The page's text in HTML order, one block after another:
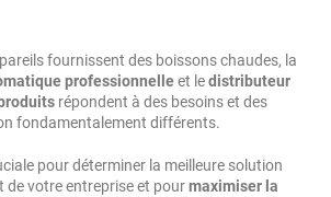
fournissent des boissons chaudes, la
professionnelleet ledistributeur
répondent à des besoins et des
fondamentalement différents.
pour déterminer la meilleure solution
de votre entreprise et pourmaximiser la